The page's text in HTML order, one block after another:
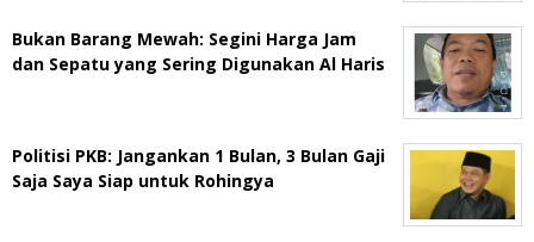
Bukan Barang Mewah: Segini Harga Jam
dan Sepatu yang Sering Digunakan Al Haris
Politisi PKB: Jangankan 1 Bulan, 3 Bulan Gaji
Saja Saya Siap untuk Rohingya